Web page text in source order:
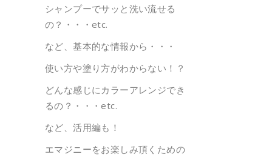
シャンプーでサッと洗い流せる
の？・・・etc.
など、基本的な情報から・・・
使い方や塗り方がわからない！？
どんな感じにカラーアレンジでき
るの？・・・etc.
など、活用編も！
エマジニーをお楽しみ頂くための